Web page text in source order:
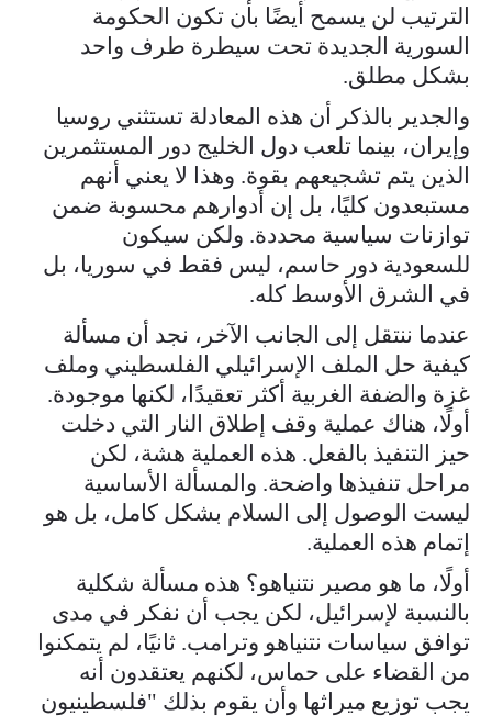
الترتيب لن يسمح أيضًا بأن تكون الحكومة
السورية الجديدة تحت سيطرة طرف واحد
بشكل مطلق.
والجدير بالذكر أن هذه المعادلة تستثني روسيا
وإيران، بينما تلعب دول الخليج دور المستثمرين
الذين يتم تشجيعهم بقوة. وهذا لا يعني أنهم
مستبعدون كليًا، بل إن أدوارهم محسوبة ضمن
توازنات سياسية محددة. ولكن سيكون
للسعودية دور حاسم، ليس فقط في سوريا، بل
في الشرق الأوسط كله.
عندما ننتقل إلى الجانب الآخر، نجد أن مسألة
كيفية حل الملف الإسرائيلي الفلسطيني وملف
غزة والضفة الغربية أكثر تعقيدًا، لكنها موجودة.
أولًا، هناك عملية وقف إطلاق النار التي دخلت
حيز التنفيذ بالفعل. هذه العملية هشة، لكن
مراحل تنفيذها واضحة. والمسألة الأساسية
ليست الوصول إلى السلام بشكل كامل، بل هو
إتمام هذه العملية.
أولًا، ما هو مصير نتنياهو؟ هذه مسألة شكلية
بالنسبة لإسرائيل، لكن يجب أن نفكر في مدى
توافق سياسات نتنياهو وترامب. ثانيًا، لم يتمكنوا
من القضاء على حماس، لكنهم يعتقدون أنه
يجب توزيع ميراثها وأن يقوم بذلك "فلسطينيون